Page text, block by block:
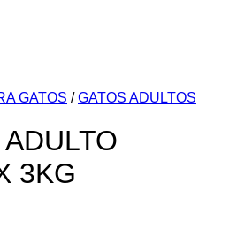
GATOS / GATOS ADULTOS
3KG